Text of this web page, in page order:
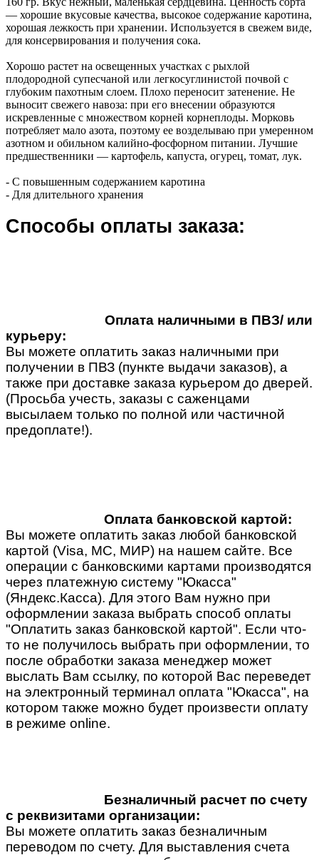
— хорошие вкусовые качества, высокое содержание каротина,
хорошая лежкость при хранении. Используется в свежем виде,
для консервирования и получения сока.
Хорошо растет на освещенных участках с рыхлой
плодородной супесчаной или легкосуглинистой почвой с
глубоким пахотным слоем. Плохо переносит затенение. Не
выносит свежего навоза: при его внесении образуются
искревленные с множеством корней корнеплоды. Морковь
потребляет мало азота, поэтому ее возделываю при умеренном
азотном и обильном калийно-фосфорном питании. Лучшие
предшественники — картофель, капуста, огурец, томат, лук.
- С повышенным содержанием каротина
- Для длительного хранения
Способы оплаты заказа:
Оплата наличными в ПВЗ/ или
курьеру:
Вы можете оплатить заказ наличными при
получении в ПВЗ (пункте выдачи заказов), а
также при доставке заказа курьером до дверей.
(Просьба учесть, заказы с саженцами
высылаем только по полной или частичной
предоплате!).
Оплата банковской картой:
Вы можете оплатить заказ любой банковской
картой (Visa, MC, МИР) на нашем сайте. Все
операции с банковскими картами производятся
через платежную систему "Юкасса"
(Яндекс.Касса). Для этого Вам нужно при
оформлении заказа выбрать способ оплаты
"Оплатить заказ банковской картой". Если что-
то не получилось выбрать при оформлении, то
после обработки заказа менеджер может
выслать Вам ссылку, по которой Вас переведет
на электронный терминал оплата "Юкасса", на
котором также можно будет произвести оплату
в режиме online.
Безналичный расчет по счету
с реквизитами организации:
Вы можете оплатить заказ безналичным
переводом по счету. Для выставления счета